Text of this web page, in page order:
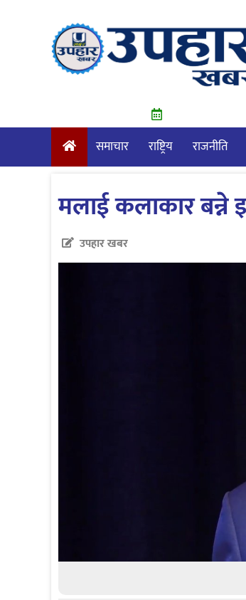
समाचार राष्ट्रिय राजनीति
मलाई कलाकार बन्ने
उपहार खबर